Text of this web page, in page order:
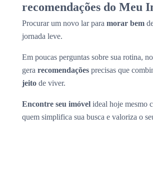
recomendações do Meu
Procurar um novo lar para morar bem
jornada leve.
Em poucas perguntas sobre sua rotina,
gera recomendações precisas que
jeito de viver.
Encontre seu imóvel ideal hoje mesmo
quem simplifica sua busca e valoriza o